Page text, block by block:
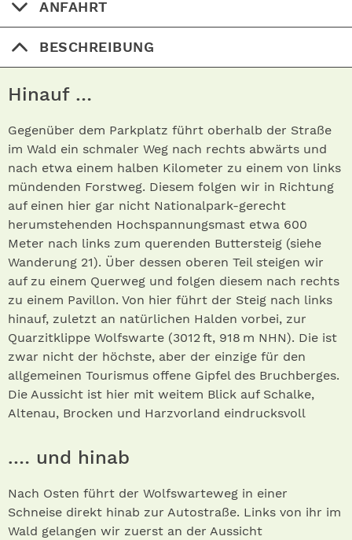
ANFAHRT
BESCHREIBUNG
Hinauf …
Gegenüber dem Parkplatz führt oberhalb der Straße
im Wald ein schmaler Weg nach rechts abwärts und
nach etwa einem halben Kilometer zu einem von links
mündenden Forstweg. Diesem folgen wir in Richtung
auf einen hier gar nicht Nationalpark-gerecht
herumstehenden Hochspannungsmast etwa 600
Meter nach links zum querenden Buttersteig (siehe
Wanderung 21). Über dessen oberen Teil steigen wir
auf zu einem Querweg und folgen diesem nach rechts
zu einem Pavillon. Von hier führt der Steig nach links
hinauf, zuletzt an natürlichen Halden vorbei, zur
Quarzitklippe Wolfswarte (3012 ft, 918 m NHN). Die ist
zwar nicht der höchste, aber der einzige für den
allgemeinen Tourismus offene Gipfel des Bruchberges.
Die Aussicht ist hier mit weitem Blick auf Schalke,
Altenau, Brocken und Harzvorland eindrucksvoll
.… und hinab
Nach Osten führt der Wolfswarteweg in einer
Schneise direkt hinab zur Autostraße. Links von ihr im
Wald gelangen wir zuerst an der Aussicht